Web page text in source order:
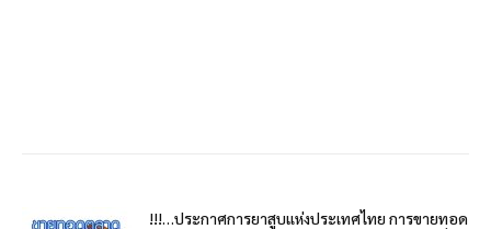
!!!…ประกาศการยาสูบแห่งประเทศไทย การขายทอด